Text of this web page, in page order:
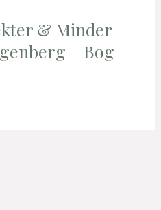
& Minder –
– Bog